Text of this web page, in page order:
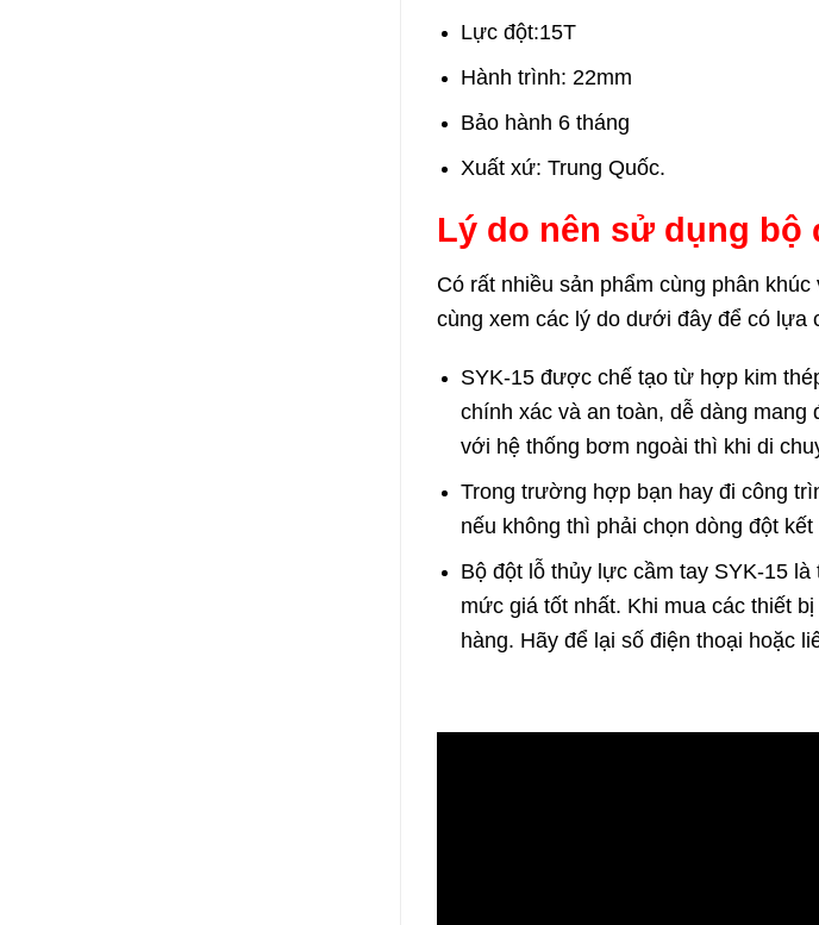
Lực đột:15T
Hành trình: 22mm
Bảo hành 6 tháng
Xuất xứ: Trung Quốc.
Lý do nên sử dụng bộ
Có rất nhiều sản phẩm cùng phân
cùng xem các lý do dưới đây để có lựa
SYK-15 được chế tạo từ hợp kim
chính xác và an toàn, dễ dàng
với hệ thống bơm ngoài thì khi di
Trong trường hợp bạn hay đi công
nếu không thì phải chọn dòng đột
Bộ đột lỗ thủy lực cầm tay SYK-15
mức giá tốt nhất. Khi mua các thiết
hàng. Hãy để lại số điện thoại hoặc